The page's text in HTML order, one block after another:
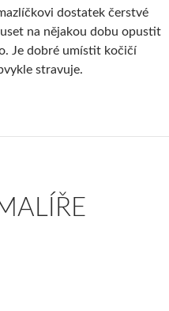
dostatek čerstvé
na nějakou dobu opustit
Je dobré umístit kočičí
stravuje.